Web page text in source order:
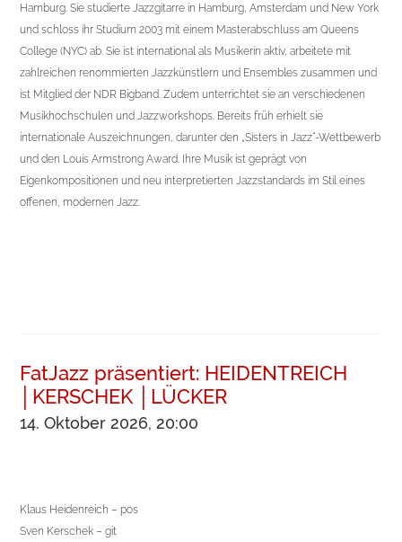
Hamburg. Sie studierte Jazzgitarre in Hamburg, Amsterdam und New York
und schloss ihr Studium 2003 mit einem Masterabschluss am Queens
College (NYC) ab. Sie ist international als Musikerin aktiv, arbeitete mit
zahlreichen renommierten Jazzkünstlern und Ensembles zusammen und
ist Mitglied der NDR Bigband. Zudem unterrichtet sie an verschiedenen
Musikhochschulen und Jazzworkshops. Bereits früh erhielt sie
internationale Auszeichnungen, darunter den „Sisters in Jazz“-Wettbewerb
und den Louis Armstrong Award. Ihre Musik ist geprägt von
Eigenkompositionen und neu interpretierten Jazzstandards im Stil eines
offenen, modernen Jazz.
FatJazz präsentiert: HEIDENTREICH
│KERSCHEK │LÜCKER
14. Oktober 2026, 20:00
Klaus Heidenreich – pos
Sven Kerschek – git